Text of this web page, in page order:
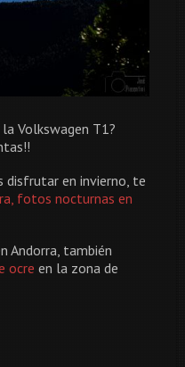
Volkswagen T1?
disfrutar en invierno, te
fotos nocturnas en
Andorra, también
ocre en la zona de